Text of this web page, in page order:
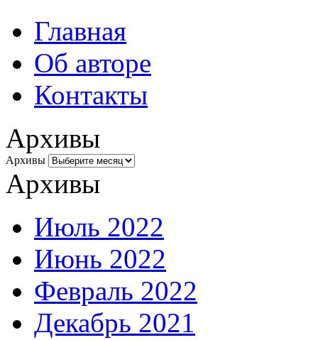
Главная
Об авторе
Контакты
Архивы
Архивы
Архивы
Июль 2022
Июнь 2022
Февраль 2022
Декабрь 2021